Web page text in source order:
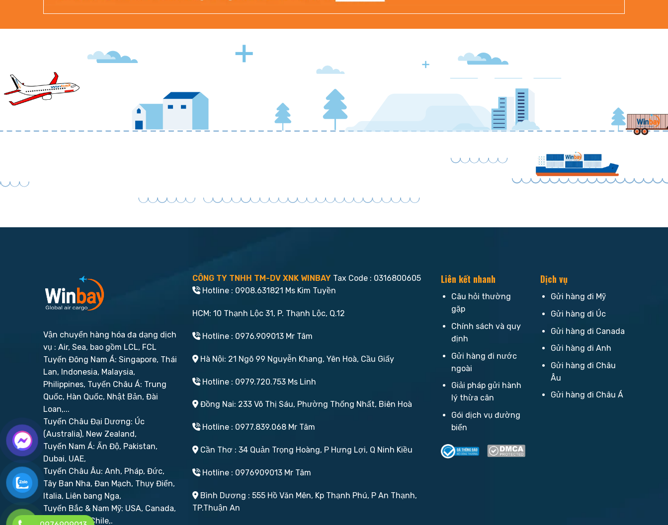
Vận chuyển hàng hóa đa dạng dịch
vụ : Air, Sea, bao gồm LCL, FCL
Tuyến Đông Nam Á: Singapore, Thái
Lan, Indonesia, Malaysia,
Philippines, Tuyến Châu Á: Trung
Quốc, Hàn Quốc, Nhật Bản, Đài
Loan,...
Tuyến Châu Đại Dương: Úc
(Australia), New Zealand,
Tuyến Nam Á: Ấn Độ, Pakistan,
Dubai, UAE,
Tuyến Châu Âu: Anh, Pháp, Đức,
Tây Ban Nha, Đan Mạch, Thụy Điển,
Italia, Liên bang Nga,
Tuyến Bắc & Nam Mỹ: USA, Canada,
Brazil, Peru, Chile,.
CÔNG TY TNHH TM-DV XNK WINBAY Tax Code : 0316800605
Hotline : 0908.631821 Ms Kim Tuyền
HCM: 10 Thạnh Lộc 31, P. Thạnh Lộc, Q.12
Hotline : 0976.909013 Mr Tâm
Hà Nội: 21 Ngõ 99 Nguyễn Khang, Yên Hoà, Cầu Giấy
Hotline : 0979.720.753 Ms Linh
Đồng Nai: 233 Võ Thị Sáu, Phường Thống Nhất, Biên Hoà
Hotline : 0977.839.068 Mr Tâm
Cần Thơ : 34 Quản Trọng Hoàng, P Hưng Lợi, Q Ninh Kiều
Hotline : 0976909013 Mr Tâm
Bình Dương : 555 Hồ Văn Mên, Kp Thạnh Phú, P An Thạnh,
TP.Thuận An
Liên kết nhanh
Câu hỏi thường
gặp
Chính sách và quy
định
Gửi hàng đi nước
ngoài
Giải pháp gửi hành
lý thừa cân
Gói dịch vụ đường
biển
Dịch vụ
Gửi hàng đi Mỹ
Gửi hàng đi Úc
Gửi hàng đi Canada
Gửi hàng đi Anh
Gửi hàng đi Châu
Âu
Gửi hàng đi Châu Á